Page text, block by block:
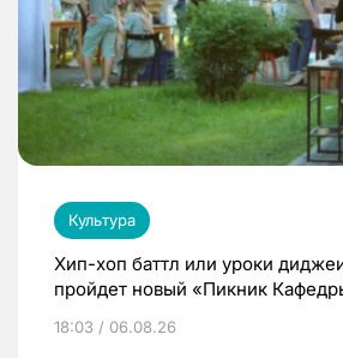
Культура
Хип-хоп баттл или уроки
пройдет новый «Пикник
18:03 / 06.08.26